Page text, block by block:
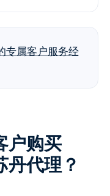
专属客户服务经
户购买
代理？